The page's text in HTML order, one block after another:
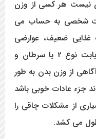
نیست هر کسی از وزن
شخصی به حساب می
غذایی ضعیف، عوارضی
همچون سکته مغزی، حمله قلبی، دیابت نوع 2 یا سرطان و
آگاهی از وزن بدن به طور
جزء عادات خوبی باشد
از مشکلات چاقی را
طول می کشد.